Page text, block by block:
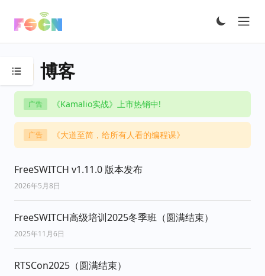
📒 博客
广告 《Kamalio实战》上市热销中!
广告 《大道至简，给所有人看的编程课》
FreeSWITCH v1.11.0 版本发布
2026年5月8日
FreeSWITCH高级培训2025冬季班（圆满结束）
2025年11月6日
RTSCon2025（圆满结束）
Open sidebar